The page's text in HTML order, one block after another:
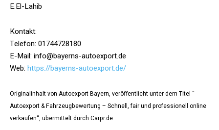
E.El-Lahib
Kontakt:
Telefon: 01744728180
E-Mail: info@bayerns-autoexport.de
Web: https://bayerns-autoexport.de/
Originalinhalt von Autoexport Bayern, veröffentlicht unter dem Titel “
Autoexport & Fahrzeugbewertung – Schnell, fair und professionell online
verkaufen“, übermittelt durch Carpr.de